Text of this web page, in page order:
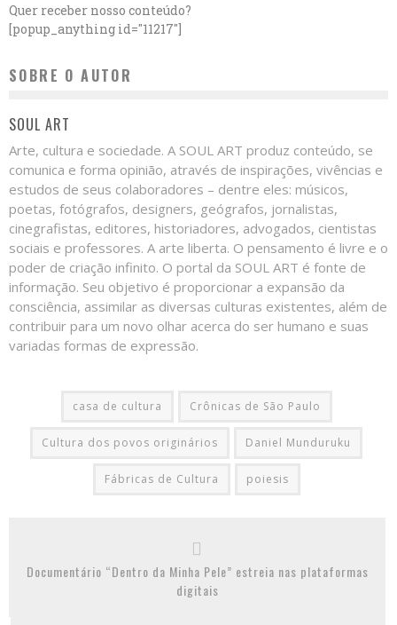
Quer receber nosso conteúdo?
[popup_anything id="11217"]
SOBRE O AUTOR
SOUL ART
Arte, cultura e sociedade. A SOUL ART produz conteúdo, se
comunica e forma opinião, através de inspirações, vivências e
estudos de seus colaboradores – dentre eles: músicos,
poetas, fotógrafos, designers, geógrafos, jornalistas,
cinegrafistas, editores, historiadores, advogados, cientistas
sociais e professores. A arte liberta. O pensamento é livre e o
poder de criação infinito. O portal da SOUL ART é fonte de
informação. Seu objetivo é proporcionar a expansão da
consciência, assimilar as diversas culturas existentes, além de
contribuir para um novo olhar acerca do ser humano e suas
variadas formas de expressão.
casa de cultura Crônicas de São Paulo
Cultura dos povos originários Daniel Munduruku
Fábricas de Cultura poiesis
Documentário “Dentro da Minha Pele” estreia nas plataformas
digitais